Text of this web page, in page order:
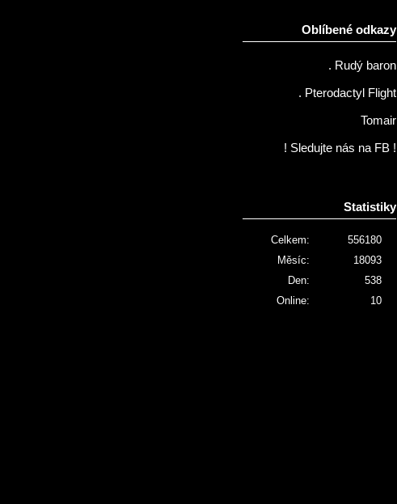
Oblíbené odkazy
. Rudý baron
. Pterodactyl Flight
Tomair
! Sledujte nás na FB !
Statistiky
Online: 10
Celkem:
556180
Měsíc:
18093
Den:
538